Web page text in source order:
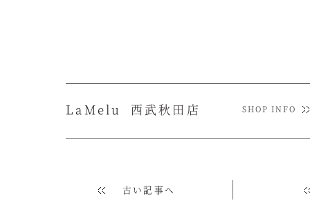
LaMelu 西武秋田店 SHOP INFO
古い記事へ